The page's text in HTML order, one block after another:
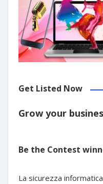
Get Listed Now
Grow your
Be the Contest
La sicurezza